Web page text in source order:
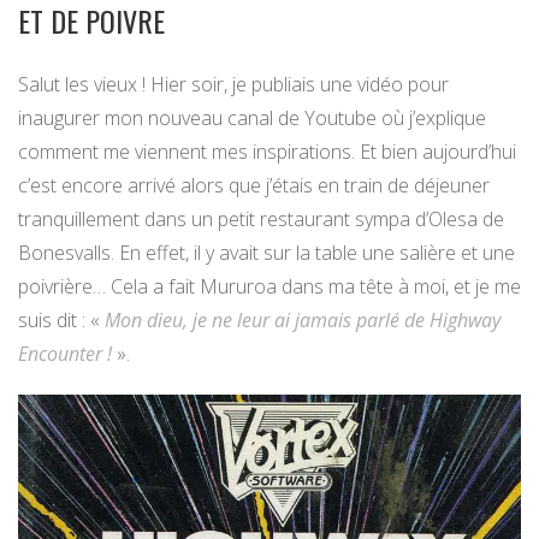
ET DE POIVRE
Salut les vieux ! Hier soir, je publiais une vidéo pour
inaugurer mon nouveau canal de Youtube où j’explique
comment me viennent mes inspirations. Et bien aujourd’hui
c’est encore arrivé alors que j’étais en train de déjeuner
tranquillement dans un petit restaurant sympa d’Olesa de
Bonesvalls. En effet, il y avait sur la table une salière et une
poivrière… Cela a fait Mururoa dans ma tête à moi, et je me
suis dit : « Mon dieu, je ne leur ai jamais parlé de Highway
Encounter ! ».